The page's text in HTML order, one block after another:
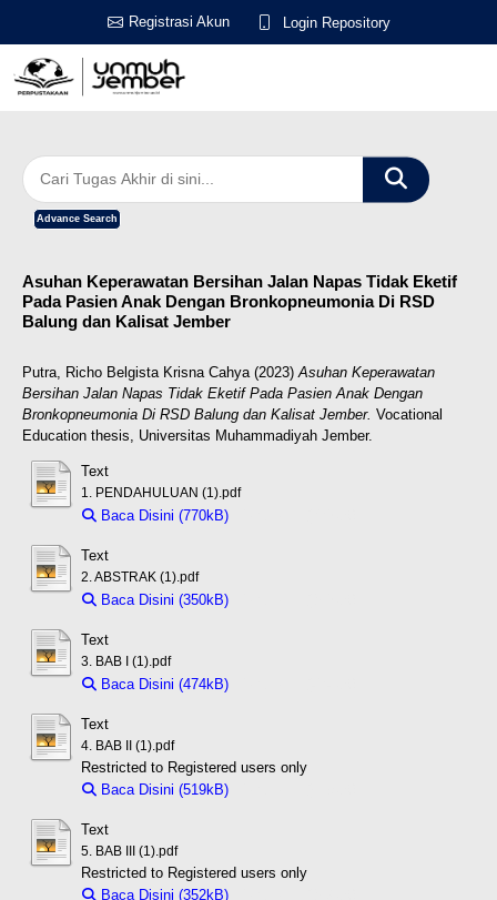
Registrasi Akun Login Repository
Advance Search
Asuhan Keperawatan Bersihan Jalan Napas Tidak Eketif
Pada Pasien Anak Dengan Bronkopneumonia Di RSD
Balung dan Kalisat Jember
Putra, Richo Belgista Krisna Cahya(2023)Asuhan Keperawatan
Bersihan Jalan Napas Tidak Eketif Pada Pasien Anak Dengan
Bronkopneumonia Di RSD Balung dan Kalisat Jember. Vocational
Education thesis, Universitas Muhammadiyah Jember.
Text
1. PENDAHULUAN (1).pdf
Baca Disini (770kB)
Text
2. ABSTRAK (1).pdf
Baca Disini (350kB)
Text
3. BAB I (1).pdf
Baca Disini (474kB)
Text
4. BAB II (1).pdf
Restricted to Registered users only
Baca Disini (519kB)
Text
5. BAB III (1).pdf
Restricted to Registered users only
Baca Disini (352kB)